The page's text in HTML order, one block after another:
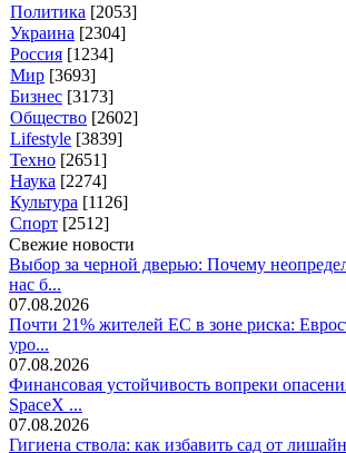
Политика [2053]
Украина [2304]
Россия [1234]
Мир [3693]
Бизнес [3173]
Общество [2602]
Lifestyle [3839]
Техно [2651]
Наука [2274]
Культура [1126]
Спорт [2512]
Свежие новости
Выбор за черной дверью: Почему
нас б...
07.08.2026
Почти 21% жителей ЕС в зоне риска:
уро...
07.08.2026
Финансовая устойчивость вопреки
SpaceX ...
07.08.2026
Гигиена ствола: как избавить сад от